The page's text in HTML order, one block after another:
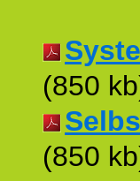
(850
(850